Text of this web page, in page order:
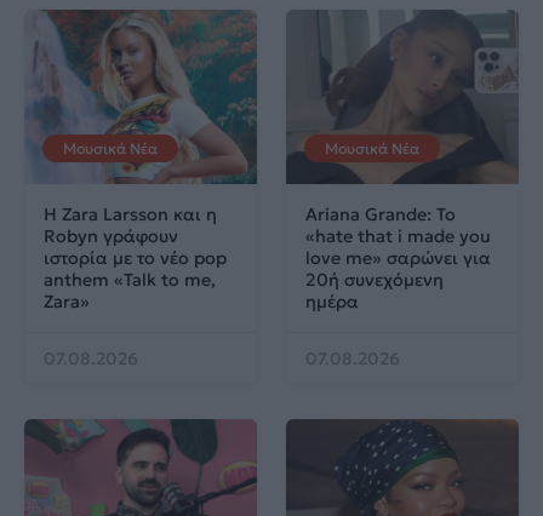
Μουσικά Νέα
Η Zara Larsson και η
Robyn γράφουν
ιστορία με το νέο pop
anthem «Talk to me,
Zara»
07.08.2026
Μουσικά Νέα
Ariana Grande: Το
«hate that i made you
love me» σαρώνει για
20ή συνεχόμενη
ημέρα
07.08.2026